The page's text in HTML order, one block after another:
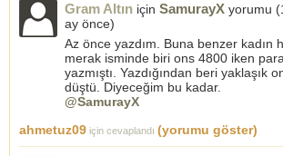
Gram Altın için SamurayX yorumu (
ay önce)
Az önce yazdım. Buna benzer kadın
merak isminde biri ons 4800 iken
yazmıştı. Yazdığından beri yaklaşık
düştü. Diyeceğim bu kadar.
@SamurayX
ahmetuz09 için cevaplandı (yorumu göster)